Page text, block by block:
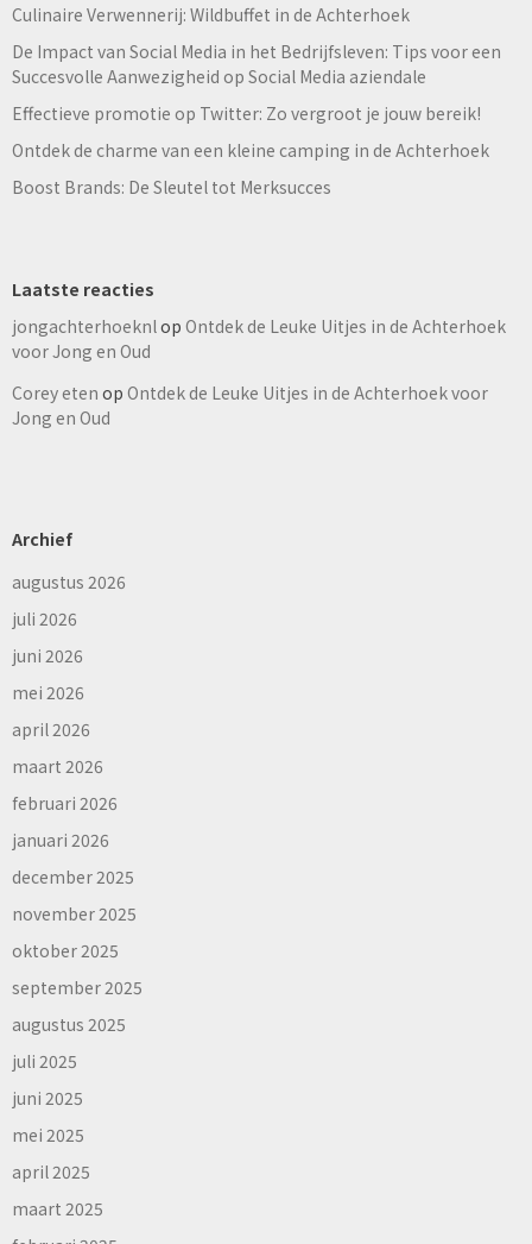
Culinaire Verwennerij: Wildbuffet in de Achterhoek
De Impact van Social Media in het Bedrijfsleven: Tips voor een
Succesvolle Aanwezigheid op Social Media aziendale
Effectieve promotie op Twitter: Zo vergroot je jouw bereik!
Ontdek de charme van een kleine camping in de Achterhoek
Boost Brands: De Sleutel tot Merksucces
Laatste reacties
jongachterhoeknl op Ontdek de Leuke Uitjes in de Achterhoek
voor Jong en Oud
Corey eten op Ontdek de Leuke Uitjes in de Achterhoek voor
Jong en Oud
Archief
augustus 2026
juli 2026
juni 2026
mei 2026
april 2026
maart 2026
februari 2026
januari 2026
december 2025
november 2025
oktober 2025
september 2025
augustus 2025
juli 2025
juni 2025
mei 2025
april 2025
maart 2025